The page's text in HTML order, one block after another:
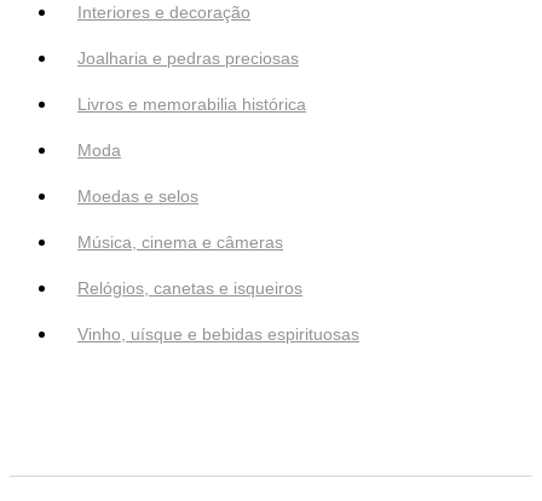
Interiores e decoração
Joalharia e pedras preciosas
Livros e memorabilia histórica
Moda
Moedas e selos
Música, cinema e câmeras
Relógios, canetas e isqueiros
Vinho, uísque e bebidas espirituosas